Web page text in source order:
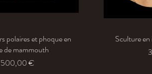
rapide
polaires et phoque en
de mammouth
Prix
500,00 €
Sculture